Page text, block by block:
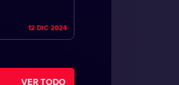
12 DIC 2024
VER TODO